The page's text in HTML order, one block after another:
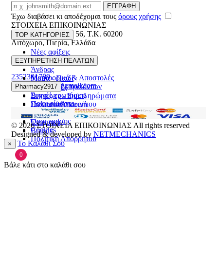
Email
ΕΓΓΡΑΦΗ
Έχω διαβάσει κι αποδέχομαι τους όρους χρήσης
ΣΤΟΙΧΕΙΑ ΕΠΙΚΟΙΝΩΝΙΑΣ
Βασ. Κωνσταντίνου 56, T.K. 60200
Λιτόχωρο,Πιερία,Ελλάδα
ΓΕΜΗ:165892448000
2352301789
pharmacy2917@gmail.com
TOP ΚΑΤΗΓΟΡΙΕΣ
Νέες αφίξεις
Γυναίκα
Άνδρας
Μαμά - Παιδί
Προσφορές
Βιταμίνες - Συμπληρώματα
Στοματική Υγιεινή
Πρόσωπο
Εποχιακά
Brands
ΕΞΥΠΗΡΕΤΗΣΗ ΠΕΛΑΤΩΝ
Μεταφορικά & Αποστολές
Επιστροφές προϊόντων
Συχνές ερωτήσεις
Πολιτική Απορρήτου
Pharmacy2917
Ποιοι είμαστε
Επικοινωνία
Όροι χρήσης
Cookies
Πολιτική Απορρήτου
© 2026ΣΤΟΙΧΕΙΑ ΕΠΙΚΟΙΝΩΝΙΑΣ All rights reserved
Designed & developed by NETMECHANICS
× Το Καλάθι Σου
0
Βάλε κάτι στο καλάθι σου